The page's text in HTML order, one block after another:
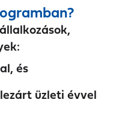
és
üzleti évvel